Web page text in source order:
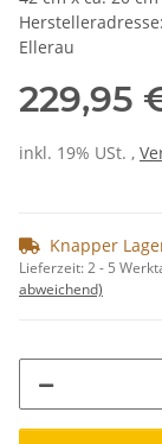
Ellerau
229,95
inkl. 19% USt. ,
Knapper
Lieferzeit:2 - 5
abweichend)